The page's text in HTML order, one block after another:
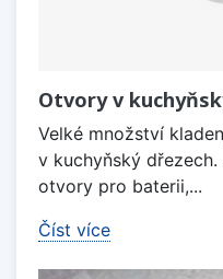
Otvory v
Velké množství
v kuchyňský
otvory pro baterii,...
Číst více